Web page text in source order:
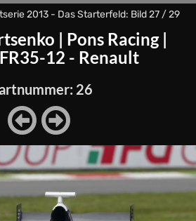
2013 - Das Starterfeld: Bild 27 / 29
| Pons Racing|
12 - Renault
26